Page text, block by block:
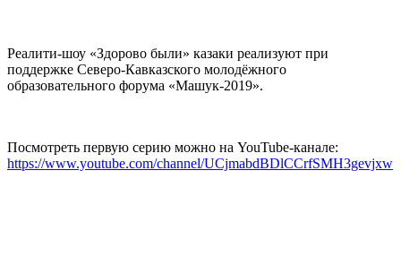
Реалити-шоу «Здорово были» казаки реализуют при
поддержке Северо-Кавказского молодёжного
образовательного форума «Машук-2019».
Посмотреть первую серию можно на YouTube-канале:
https://www.youtube.com/channel/UCjmabdBDlCCrfSMH3gevjxw